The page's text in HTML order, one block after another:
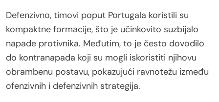
Defenzivno, timovi poput Portugala koristili su
kompaktne formacije, što je učinkovito suzbijalo
napade protivnika. Međutim, to je često dovodilo
do kontranapada koji su mogli iskoristiti njihovu
obrambenu postavu, pokazujući ravnotežu između
ofenzivnih i defenzivnih strategija.